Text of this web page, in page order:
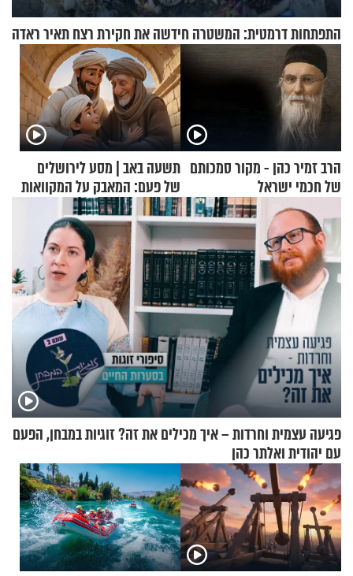
התפתחות דרמטית: המשטרה חידשה את חקירת רצח תאיר ראדה
הרב זמיר כהן - מקור סמכותם
של חכמי ישראל
תשעה באב | מסע לירושלים
של פעם: המאבק על המקוואות
פגיעה עצמית וחרדות – איך מכילים את זה? זוגיות במבחן, הפעם
עם יהודית ואלתר כהן